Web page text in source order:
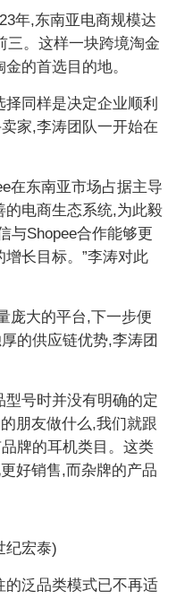
年,东南亚电商规模达
三。这样一块跨境淘金
的首选目的地。
同样是决定企业顺利
家,李涛团队一开始在
在东南亚市场占据主导
电商生态系统,为此毅
与Shopee合作能够更
长目标。”李涛对此
庞大的平台,下一步便
的供应链优势,李涛团
号时并没有明确的定
朋友做什么,我们就跟
牌的耳机类目。这类
好销售,而杂牌的产品
纪宏泰)
泛品类模式已不再适